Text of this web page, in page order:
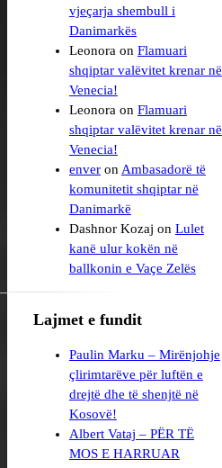
vjeçarja shembull i
Danimarkës‏
Leonora on Flamuari
shqiptar valëvitet krenar në
Venecia!
Leonora on Flamuari
shqiptar valëvitet krenar në
Venecia!
enveron Ambasadorë të
komunitetit shqiptar në
Danimarkë
Dashnor Kozaj on Lulet
kanë ulur kokën në
ballkonin e Vaçe Zelës‏
Lajmet e fundit
Paulin Marku – Mirënjohje
çlirimtarëve për luftën e
drejtë dhe të shenjtë në
Kosovë!
Albert Vataj – PËR TË
MOS E HARRUAR